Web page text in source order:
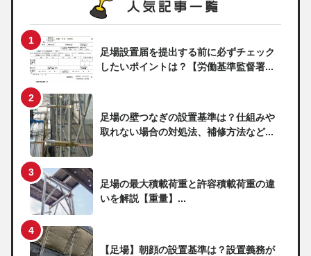
足場設置届を提出する前に必ずチェック
したいポイントは？【労働基準監督署...
足場の壁つなぎの設置基準は？仕組みや
取れない場合の対処法、補修方法など...
足場の最大積載荷重と許容積載荷重の違
いを解説【重量】...
【足場】朝顔の設置基準は？設置義務が